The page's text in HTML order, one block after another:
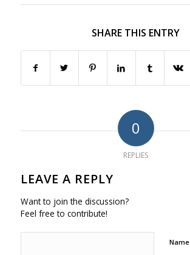
SHARE THIS ENTRY
0
REPLIES
LEAVE A REPLY
Want to join the discussion?
Feel free to contribute!
Name